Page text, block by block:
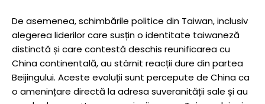
De asemenea, schimbările politice din Taiwan, inclusiv
alegerea liderilor care susțin o identitate taiwaneză
distinctă și care contestă deschis reunificarea cu
China continentală, au stârnit reacții dure din partea
Beijingului. Aceste evoluții sunt percepute de China ca
o amenințare directă la adresa suveranității sale și au